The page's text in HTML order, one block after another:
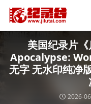
美国纪录片
Apocalypse:
无字 无水印纯净
2026-